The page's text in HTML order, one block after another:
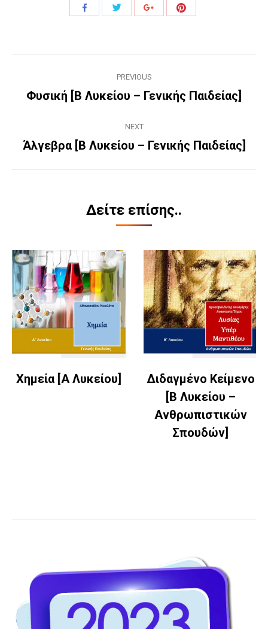
Share
Share
navigation
PREVIOUS
Previous
Φυσική [Β Λυκείου – Γενικής Παιδείας]
NEXT
Next
Άλγεβρα [Β Λυκείου – Γενικής Παιδείας]
Δείτε επίσης..
Χημεία [Α Λυκείου]
Διδαγμένο Κείμενο
[Β Λυκείου –
Ανθρωπιστικών
Σπουδών]